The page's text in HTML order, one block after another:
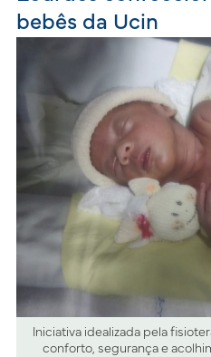
bebês da Ucin
Iniciativa idealizada pela
conforto, segurança e